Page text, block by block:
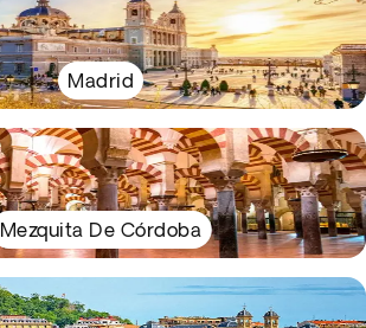
Madrid
Mezquita De Córdoba